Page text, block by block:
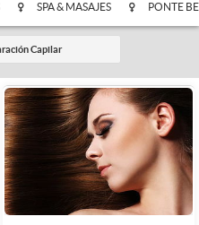
SPA & MASAJES PONTE
Capilar